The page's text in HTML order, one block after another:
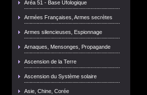
Aréa 51 - Base Ufologique
Armées Françaises, Armes secrètes
Armes silencieuses, Espionnage
Arnaques, Mensonges, Propagande
Ascension de la Terre
Ascension du Système solaire
Asie, Chine, Corée